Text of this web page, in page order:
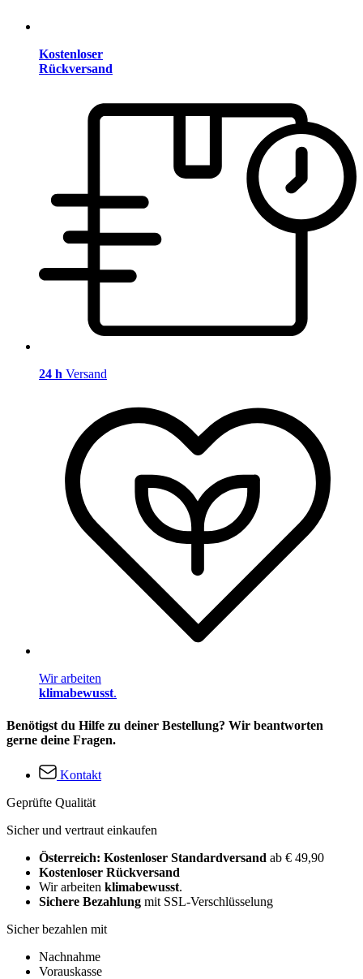
Kostenloser
Rückversand
24 h Versand
Wir arbeiten
klimabewusst.
Benötigst du Hilfe zu deiner Bestellung? Wir beantworten
gerne deine Fragen.
Kontakt
Geprüfte Qualität
Sicher und vertraut einkaufen
Österreich: Kostenloser Standardversand ab € 49,90
Kostenloser Rückversand
Wir arbeiten klimabewusst.
Sichere Bezahlung mit SSL-Verschlüsselung
Sicher bezahlen mit
Nachnahme
Vorauskasse